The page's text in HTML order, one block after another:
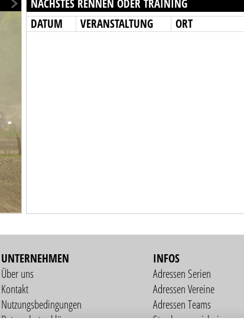
NÄCHSTES RENNEN ODER TRAINING
DATUM
VERANSTALTUNG ORT
UNTERNEHMEN
Über uns
Kontakt
Nutzungsbedingungen
INFOS
Adressen Serien
Adressen Vereine
Adressen Teams